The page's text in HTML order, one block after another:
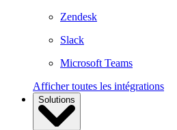
Zendesk
Slack
Microsoft Teams
Afficher toutes les intégrations
Solutions